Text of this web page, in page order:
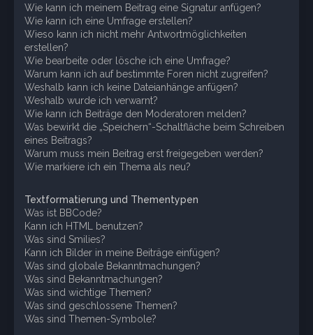
Wie kann ich meinem Beitrag eine Signatur anfügen?
Wie kann ich eine Umfrage erstellen?
Wieso kann ich nicht mehr Antwortmöglichkeiten
erstellen?
Wie bearbeite oder lösche ich eine Umfrage?
Warum kann ich auf bestimmte Foren nicht zugreifen?
Weshalb kann ich keine Dateianhänge anfügen?
Weshalb wurde ich verwarnt?
Wie kann ich Beiträge den Moderatoren melden?
Was bewirkt die „Speichern“-Schaltfläche beim Schreiben
eines Beitrags?
Warum muss mein Beitrag erst freigegeben werden?
Wie markiere ich ein Thema als neu?
Textformatierung und Thementypen
Was ist BBCode?
Kann ich HTML benutzen?
Was sind Smilies?
Kann ich Bilder in meine Beiträge einfügen?
Was sind globale Bekanntmachungen?
Was sind Bekanntmachungen?
Was sind wichtige Themen?
Was sind geschlossene Themen?
Was sind Themen-Symbole?